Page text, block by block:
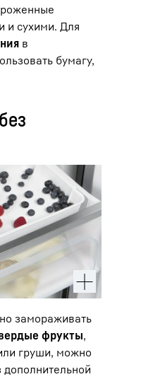
и сухими. Для
в
бумагу,
замораживать
фрукты,
груши, можно
дополнительной